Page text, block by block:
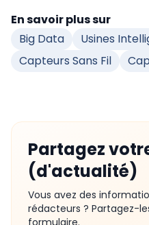
En savoir plus sur
Big Data
Usines
Capteurs Sans Fil
Partagez
(d'actualité)
Vous avez des
rédacteurs ? Partagez-
formulaire.